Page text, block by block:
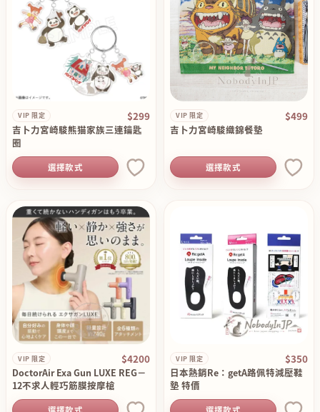
VIP 限定 $299
吉卜力宮崎駿熊猫家族三連鑰匙
圈
選擇款式
VIP 限定 $499
吉卜力宮崎駿織錦餐墊
選擇款式
VIP 限定 $4200
DoctorAir Exa Gun LUXE REG－
12不求人輕巧筋膜按摩槍
VIP 限定 $350
日本熱銷Re：getA路佩特減壓鞋
墊 特價